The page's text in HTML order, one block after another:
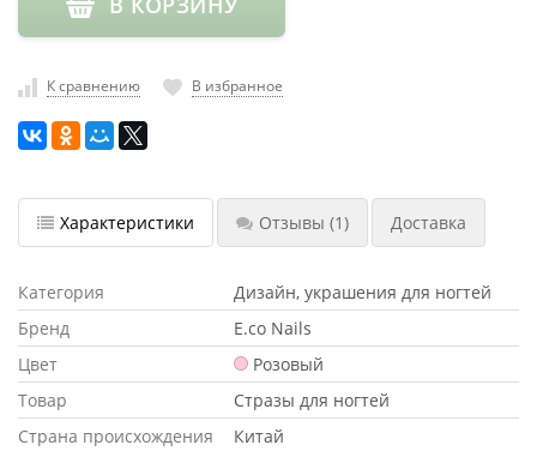
Хранение
инструмента
РАСПРОДАЖА
К сравнению В избранное
Характеристики Отзывы (1) Доставка
Категория
Дизайн, украшения для ногтей
Бренд
E.co Nails
Цвет
Розовый
Товар
Стразы для ногтей
Страна происхождения
Китай